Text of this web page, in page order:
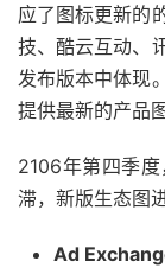
应了图标更新的
技、酷云互动、
发布版本中体现
提供最新的产品图
2106年第四季
滞，新版生态图
Ad